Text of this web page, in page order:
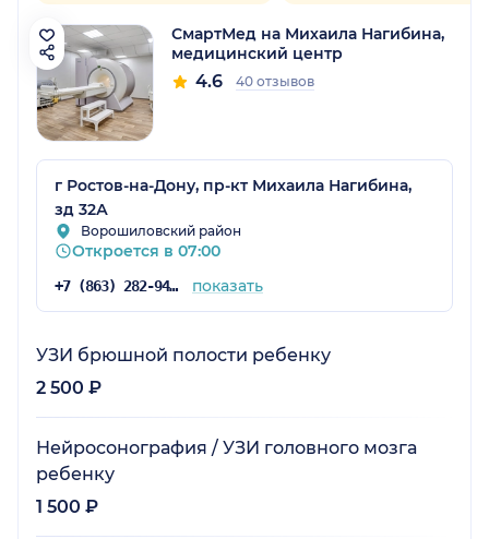
СмартМед на Михаила Нагибина,
медицинский центр
4.6 40 отзывов
г Ростов-на-Дону, пр-кт Михаила Нагибина,
зд 32А
Ворошиловский район
Откроется в 07:00
+7 (863) 282-94-41 показать
УЗИ брюшной полости ребенку
2 500 ₽
Нейросонография / УЗИ головного мозга
ребенку
1 500 ₽